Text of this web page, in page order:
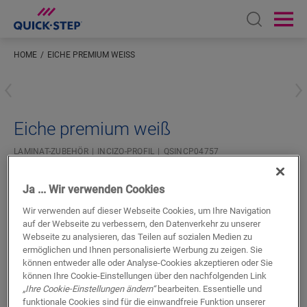
Open
HOME EICHE PREMIUM WEISS
Eiche premium weiß
LAMINAT-ZUBEHÖR INCIZO-PROFIL QSINCP04757
SUCHE
Produkteigenschaften
Ja ... Wir verwenden Cookies
Wir verwenden auf dieser Webseite Cookies, um Ihre Navigation
auf der Webseite zu verbessern, den Datenverkehr zu unserer
Webseite zu analysieren, das Teilen auf sozialen Medien zu
ermöglichen und Ihnen personalisierte Werbung zu zeigen. Sie
können entweder alle oder Analyse-Cookies akzeptieren oder Sie
können Ihre Cookie-Einstellungen über den nachfolgenden Link
„Ihre Cookie-Einstellungen ändern“bearbeiten. Essentielle und
funktionale Cookies sind für die einwandfreie Funktion unserer